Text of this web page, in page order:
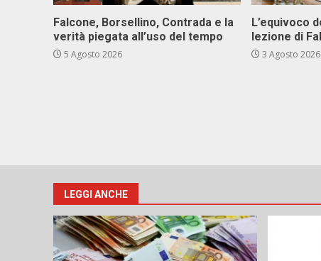
Falcone, Borsellino, Contrada e la
verità piegata all’uso del tempo
5 Agosto 2026
L’equivoco
lezione di
3 Agosto 2026
LEGGI ANCHE